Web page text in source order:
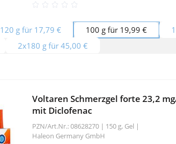
120 g für 17,79 € 100 g für 19,99 €
2x180 g für 45,00 €
Voltaren Schmerzgel forte 23,2
mit Diclofenac
PZN/Art.Nr.: 08628270 | 150 g, Gel |
Haleon Germany GmbH